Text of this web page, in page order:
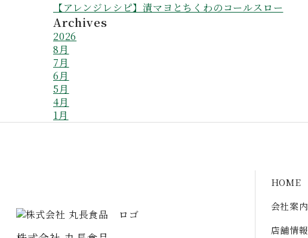
【アレンジレシピ】漬マヨとちくわのコールスロー
Archives
2026
8月
7月
6月
5月
4月
1月
HOME
会社案内
店舗情報